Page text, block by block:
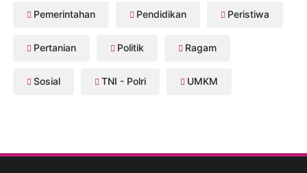
Pemerintahan Pendidikan Peristiwa
Pertanian Politik Ragam
Sosial TNI - Polri UMKM